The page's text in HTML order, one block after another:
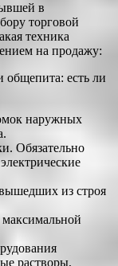
в
торговой
техника
на продажу:
наружных
Обязательно
из строя
растворы,